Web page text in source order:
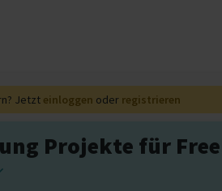
Jetzt einloggen oder registrieren
Projekte für